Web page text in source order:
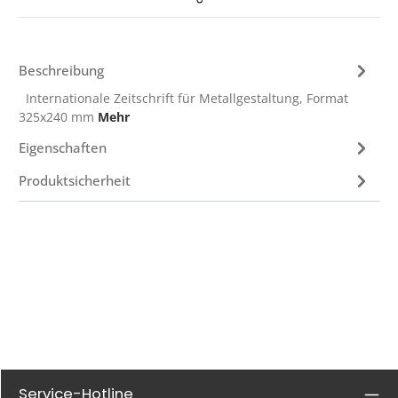
Beschreibung
Internationale Zeitschrift für Metallgestaltung, Format
325x240 mm Mehr
Eigenschaften
Produktsicherheit